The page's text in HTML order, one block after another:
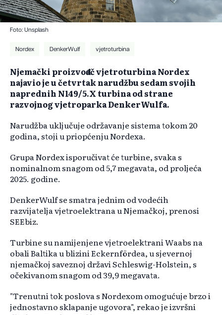
Foto: Unsplash
Nordex DenkerWulf vjetroturbina
Njemački proizvođač vjetroturbina Nordex
najavio je u četvrtak narudžbu sedam svojih
naprednih N149/5.X turbina od strane
razvojnog vjetroparka DenkerWulfa.
Narudžba uključuje održavanje sistema tokom 20
godina, stoji u priopćenju Nordexa.
Grupa Nordex isporučivat će turbine, svaka s
nominalnom snagom od 5,7 megavata, od proljeća
2025. godine.
DenkerWulf se smatra jednim od vodećih
razvijatelja vjetroelektrana u Njemačkoj, prenosi
SEEbiz.
Turbine su namijenjene vjetroelektrani Waabs na
obali Baltika u blizini Eckernfördea, u sjevernoj
njemačkoj saveznoj državi Schleswig-Holstein, s
očekivanom snagom od 39,9 megavata.
"Trenutni tok poslova s Nordexom omogućuje brzo i
jednostavno sklapanje ugovora", rekao je izvršni